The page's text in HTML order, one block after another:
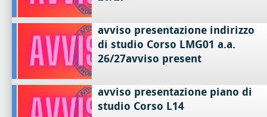
avviso presentazione indirizzo
di studio Corso LMG01 a.a.
26/27avviso present
avviso presentazione piano di
studio Corso L14